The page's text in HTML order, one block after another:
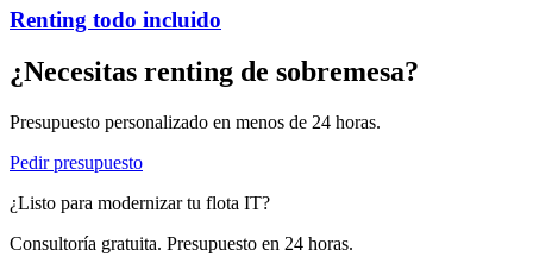
Renting todo incluido
¿Necesitas renting de sobremesa?
Presupuesto personalizado en menos de 24 horas.
Pedir presupuesto
¿Listo para modernizar tu flota IT?
Consultoría gratuita. Presupuesto en 24 horas.